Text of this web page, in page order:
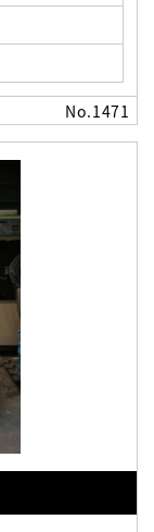
No.1471